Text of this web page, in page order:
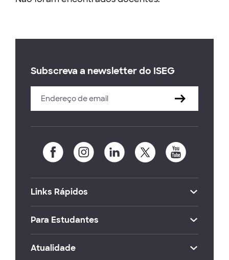
Subscreva a newsletter do ISEG
Links Rápidos
Para Estudantes
Atualidade